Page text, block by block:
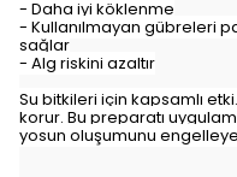
- Daha iyi köklenme
- Kullanılmayan gübreleri
sağlar
- Alg riskini azaltır
Su bitkileri için kapsamlı
korur. Bu preparatı
yosun oluşumunu